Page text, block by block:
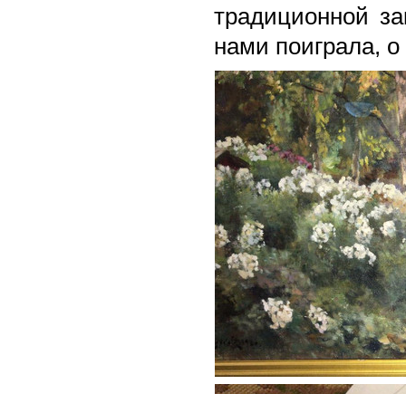
традиционной
нами поиграла,